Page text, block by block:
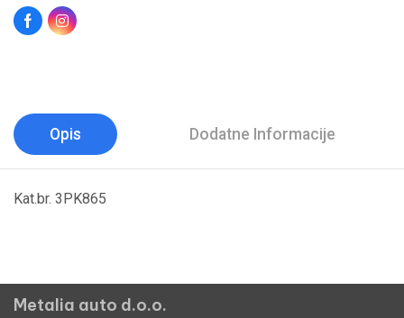
Opis Dodatne Informacije
Kat.br. 3PK865
Metalia auto d.o.o.